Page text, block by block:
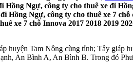
Hồng Ngự, công ty cho thuê xe đi
Hồng Ngự, công ty cho thuê xe 7
xe 7 chỗ Innova 2017 2018 2019
huyện Tam Nông cùng tỉnh; Tây giáp
An Bình A, An Bình B. Trong đó